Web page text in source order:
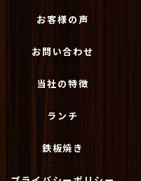
お客様の声
お問い合わせ
当社の特徴
ランチ
鉄板焼き